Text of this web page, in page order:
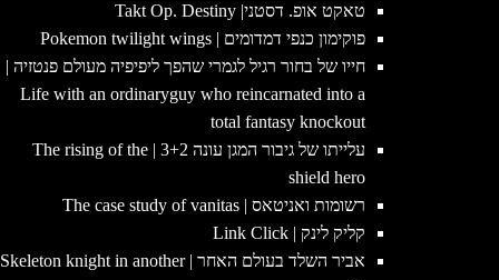
טאקט אופ. דסטני| Takt Op. Destiny
פוקימון כנפי דמדומים | Pokemon twilight wings
חייו של בחור רגיל לגמרי שהפך ליפיפיה מעולם פנטזיה |
Life with an ordinaryguy who reincarnated into a
total fantasy knockout
עלייתו של גיבור המגן עונה 3+2 | The rising of the
shield hero
רשומות ואניטאס | The case study of vanitas
קליק לינק | Link Click
אביר השלד בעולם האחר | Skeleton knight in another